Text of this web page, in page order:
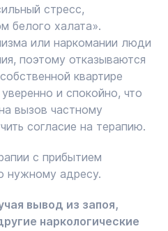
стресс,
белого халата».
или наркомании люди
поэтому отказываются
квартире
и спокойно, что
вызов частному
согласие на терапию.
с прибытием
нужному адресу.
вывод из запоя,
наркологические